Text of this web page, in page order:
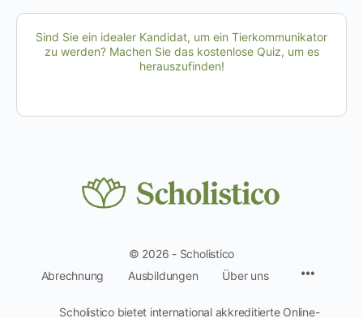
Sind Sie ein idealer Kandidat, um ein Tierkommunikator
zu werden? Machen Sie das kostenlose Quiz, um es
herauszufinden!
© 2026 - Scholistico
Abrechnung
Ausbildungen Über uns
Scholistico bietet international akkreditierte Online-